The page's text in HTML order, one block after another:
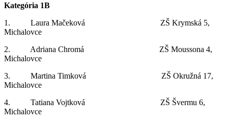
Kategória 1B
1. Laura Mačeková ZŠ Krymská 5,
Michalovce
2. Adriana Chromá ZŠ Moussona 4,
Michalovce
3. Martina Timková ZŠ Okružná 17,
Michalovce
4. Tatiana Vojtková ZŠ Švermu 6,
Michalovce